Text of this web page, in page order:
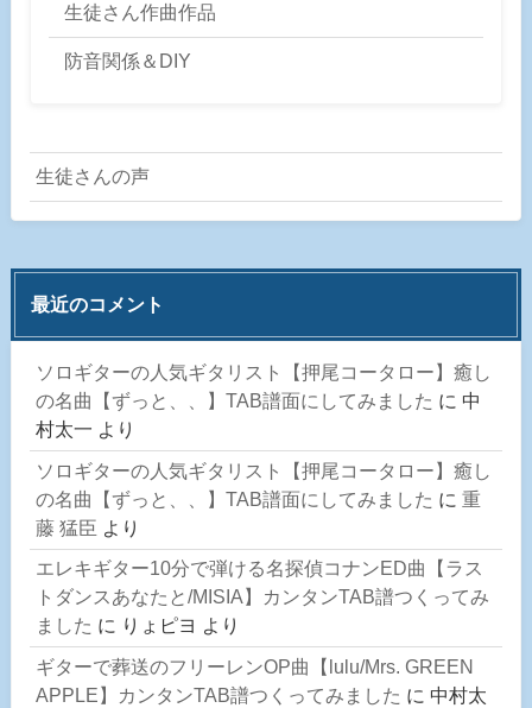
生徒さん作曲作品
防音関係＆DIY
生徒さんの声
最近のコメント
ソロギターの人気ギタリスト【押尾コータロー】癒し
の名曲【ずっと、、】TAB譜面にしてみました に 中
村太一 より
ソロギターの人気ギタリスト【押尾コータロー】癒し
の名曲【ずっと、、】TAB譜面にしてみました に 重
藤 猛臣 より
エレキギター10分で弾ける名探偵コナンED曲【ラス
トダンスあなたと/MISIA】カンタンTAB譜つくってみ
ました に りょピヨ より
ギターで葬送のフリーレンOP曲【lulu/Mrs. GREEN
APPLE】カンタンTAB譜つくってみました に 中村太